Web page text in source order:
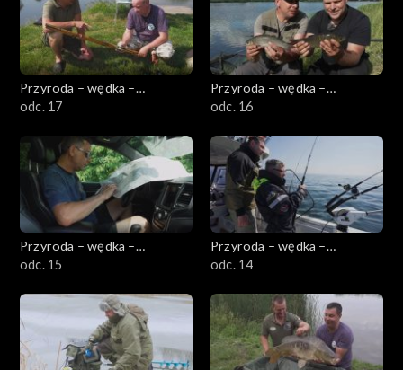
Przyroda – wędka –
przygoda
odc. 17
Przyroda – wędka –
przygoda
odc. 16
Przyroda – wędka –
przygoda
odc. 15
Przyroda – wędka –
przygoda
odc. 14